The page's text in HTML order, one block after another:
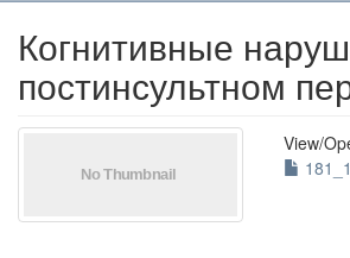
Когнитивные
постинсультном
View/